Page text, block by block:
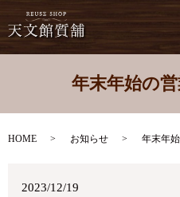
年末年始の
HOME お知らせ 年末年
2023/12/19